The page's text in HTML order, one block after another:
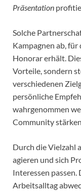
Präsentation
Solche
Kampagnen ab,
Honorar erhält.
Vorteile, sondern
verschiedenen
persönliche
wahrgenommen
Community stärken.
Durch die Vielzahl
agieren und sich
Interessen passen.
Arbeitsalltag